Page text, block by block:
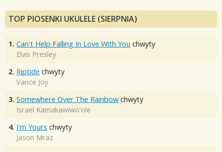
TOP PIOSENKI UKULELE (SIERPNIA)
1. Can't Help Falling In Love With You chwyty
Elvis Presley
2. Riptide chwyty
Vance Joy
3. Somewhere Over The Rainbow chwyty
Israel Kamakawiwo'ole
4. I'm Yours chwyty
Jason Mraz